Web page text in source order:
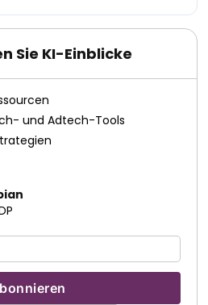
Sie KI-Einblicke
und Adtech-Tools